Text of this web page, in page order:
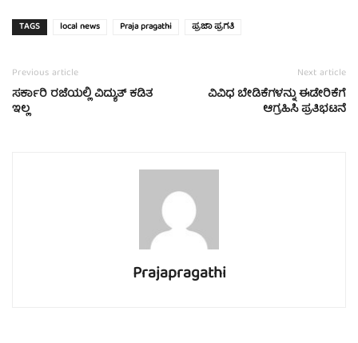
TAGS local news Praja pragathi ಪ್ರಜಾ ಪ್ರಗತಿ
Previous article
ಸರ್ಕಾರಿ ರಜೆಯಲ್ಲಿ ವಿದ್ಯುತ್ ಕಡಿತ
ಇಲ್ಲ
Next article
ವಿವಿಧ ಬೇಡಿಕೆಗಳನ್ನು ಈಡೇರಿಕೆಗೆ
ಆಗ್ರಹಿಸಿ ಪ್ರತಿಭಟನೆ
Prajapragathi